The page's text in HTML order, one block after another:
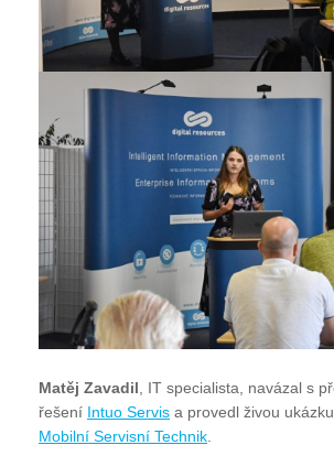
Matěj Zavadil , IT specialista, navázal s
řešení Intuo Servis a provedl živou
Mobilní Servisní Technik